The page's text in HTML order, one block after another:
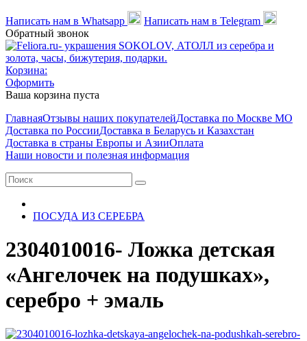
Написать нам в Whatsapp
Написать нам в Telegram
Обратный звонок
Корзина:
Оформить
Ваша корзина пуста
ГлавнаяОтзывы наших покупателейДоставка по Москве МО
Доставка по РоссииДоставка в Беларусь и Казахстан
Доставка в страны Европы и АзииОплата
Наши новости и полезная информация
ПОСУДА ИЗ СЕРЕБРА
2304010016- Ложка детская
«Ангелочек на подушках»,
серебро + эмаль